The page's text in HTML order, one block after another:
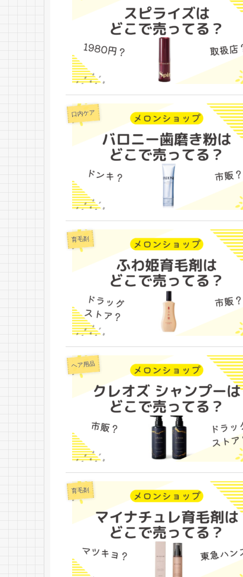
口内ケア
育毛剤
ヘア用品
育毛剤